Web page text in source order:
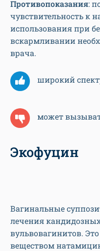
Противопоказания:
чувствительность к
использования при
вскармливании
врача.
широкий
может
Экофуцин
Вагинальные
лечения
вульвовагинитов.
веществом